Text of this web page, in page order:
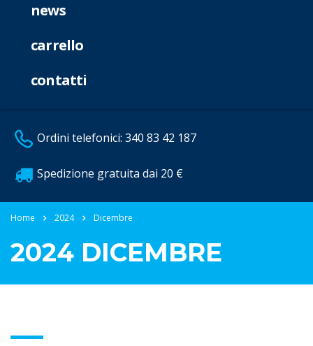
news
carrello
contatti
Ordini telefonici: 340 83 42 187
Spedizione gratuita dai 20 €
Home 2024 Dicembre
2024 DICEMBRE